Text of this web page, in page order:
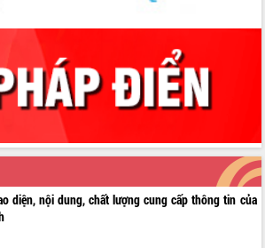
diện, nội dung, chất lượng cung cấp thông tin của